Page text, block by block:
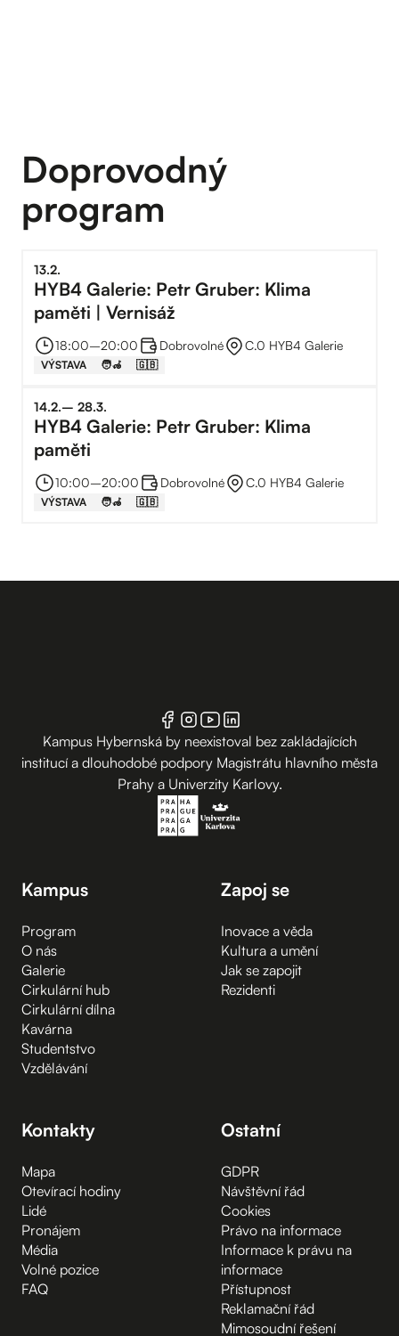
Doprovodný
program
13.2.
HYB4 Galerie: Petr Gruber: Klima
paměti | Vernisáž
18:00–⁠20:00 Dobrovolné C.0 HYB4 Galerie
VÝSTAVA 🧑‍🦽 🇬🇧
14.2.–⁠ 28.3.
HYB4 Galerie: Petr Gruber: Klima
paměti
10:00–⁠20:00 Dobrovolné C.0 HYB4 Galerie
VÝSTAVA 🧑‍🦽 🇬🇧
Kampus Hybernská by neexistoval bez zakládajících
institucí a dlouhodobé podpory Magistrátu hlavního města
Prahy a Univerzity Karlovy.
Kampus
Program
O nás
Galerie
Cirkulární hub
Cirkulární dílna
Kavárna
Studentstvo
Vzdělávání
Zapoj se
Inovace a věda
Kultura a umění
Jak se zapojit
Rezidenti
Kontakty
Mapa
Otevírací hodiny
Lidé
Pronájem
Média
Volné pozice
FAQ
Ostatní
GDPR
Návštěvní řád
Cookies
Právo na informace
Informace k právu na
informace
Přístupnost
Reklamační řád
Mimosoudní řešení